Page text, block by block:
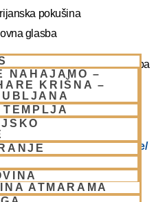
NAHAJAMO –
KRIŠNA –
ATMARAMA
pokušina
glasba
prepovedano. Lahko pa
v dvorani.
parkiranje/